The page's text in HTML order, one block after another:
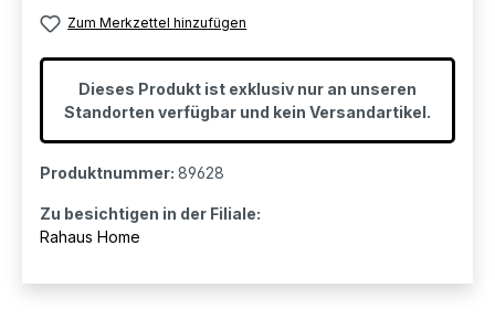
Zum Merkzettel hinzufügen
Dieses Produkt ist exklusiv nur an unseren
Standorten verfügbar und kein Versandartikel.
Produktnummer: 89628
Zu besichtigen in der Filiale:
Rahaus Home